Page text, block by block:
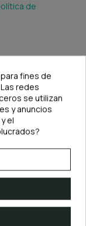
de
pincel.
.
cuidado y saludable.
fines de
redes
se utilizan
y anuncios
el